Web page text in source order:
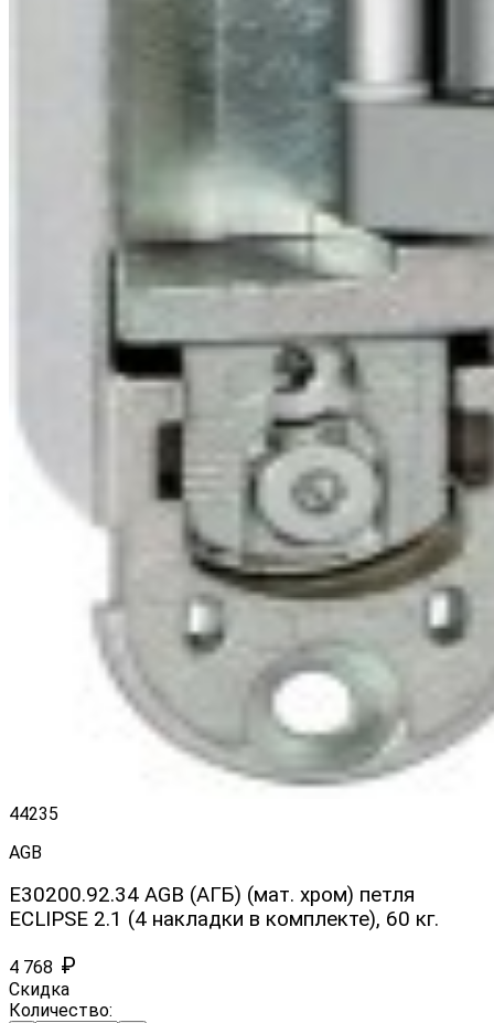
44235
AGB
E30200.92.34 AGB (АГБ) (мат. хром) петля
ECLIPSE 2.1 (4 накладки в комплекте), 60 кг.
4 768 ₽
Скидка
Количество: